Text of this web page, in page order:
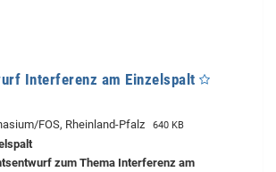
Interferenz am Einzelspalt
FOS, Rheinland-Pfalz 640 KB
zum Thema Interferenz am